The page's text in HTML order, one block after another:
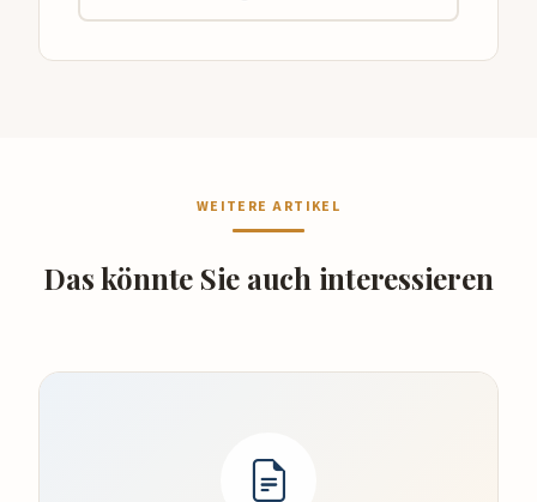
WEITERE ARTIKEL
Das könnte Sie auch interessieren